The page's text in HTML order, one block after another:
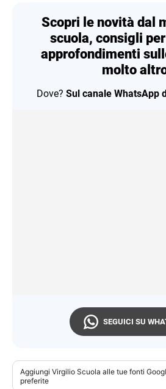
Scopri le novità dal
scuola, consigli
approfondimenti
molto
Dove? Sul canale WhatsApp
SEGUICI SU
Aggiungi Virgilio Scuola alle tue fonti
preferite